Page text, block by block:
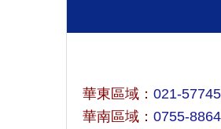
華東區域： 021-
華南區域： 0755-